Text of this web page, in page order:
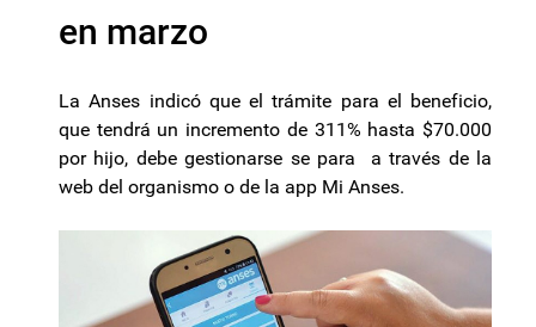
en marzo
La Anses indicó que el trámite para el beneficio,
que tendrá un incremento de 311% hasta $70.000
por hijo, debe gestionarse se para a través de la
web del organismo o de la app Mi Anses.